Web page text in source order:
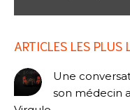
ARTICLES LES PLUS
Une
son médecin